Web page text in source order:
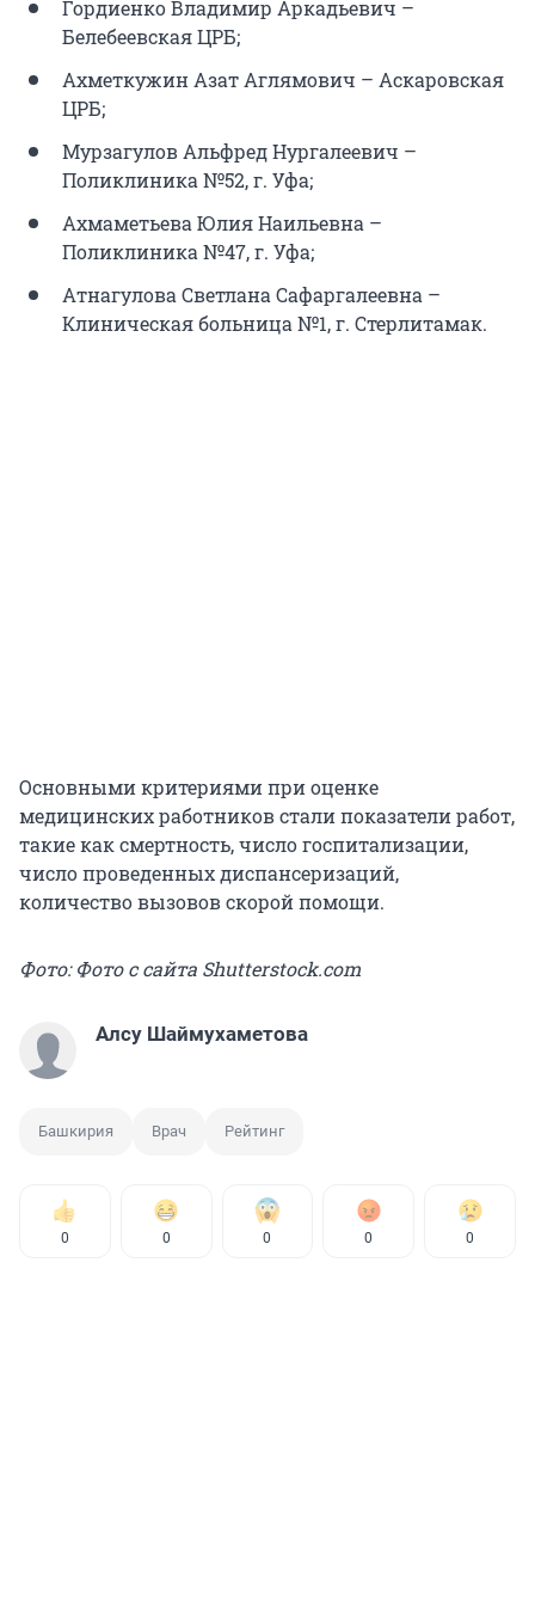
Гордиенко Владимир Аркадьевич –
Белебеевская ЦРБ;
Ахметкужин Азат Аглямович – Аскаровская
ЦРБ;
Мурзагулов Альфред Нургалеевич –
Поликлиника №52, г. Уфа;
Ахмаметьева Юлия Наильевна –
Поликлиника №47, г. Уфа;
Атнагулова Светлана Сафаргалеевна –
Клиническая больница №1, г. Стерлитамак.
Основными критериями при оценке
медицинских работников стали показатели работ,
такие как смертность, число госпитализации,
число проведенных диспансеризаций,
количество вызовов скорой помощи.
Фото: Фото с сайта Shutterstock.com
Алсу Шаймухаметова
Башкирия Врач Рейтинг
0 0 0 0 0